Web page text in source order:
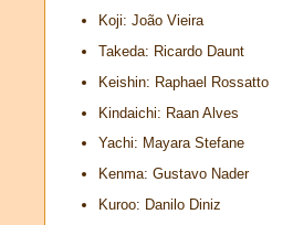
Koji: João Vieira
Takeda: Ricardo Daunt
Keishin: Raphael Rossatto
Kindaichi: Raan Alves
Yachi: Mayara Stefane
Kenma: Gustavo Nader
Kuroo: Danilo Diniz